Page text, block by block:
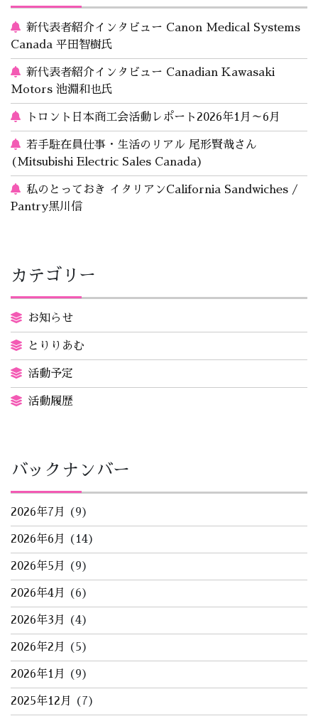
新代表者紹介インタビュー Canon Medical Systems
Canada 平田智樹氏
新代表者紹介インタビュー Canadian Kawasaki
Motors 池淵和也氏
トロント日本商工会活動レポート2026年1月～6月
若手駐在員仕事・生活のリアル 尾形賢哉さん
(Mitsubishi Electric Sales Canada)
私のとっておき イタリアンCalifornia Sandwiches /
Pantry黒川信
カテゴリー
お知らせ
とりりあむ
活動予定
活動履歴
バックナンバー
2026年7月 (9)
2026年6月 (14)
2026年5月 (9)
2026年4月 (6)
2026年3月 (4)
2026年2月 (5)
2026年1月 (9)
2025年12月 (7)